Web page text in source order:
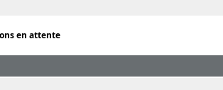
en attente